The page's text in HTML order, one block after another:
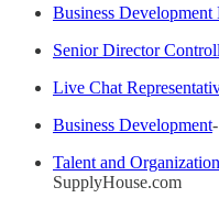
Business
Senior Director
Live Chat
Business Development
Talent and
SupplyHouse.com